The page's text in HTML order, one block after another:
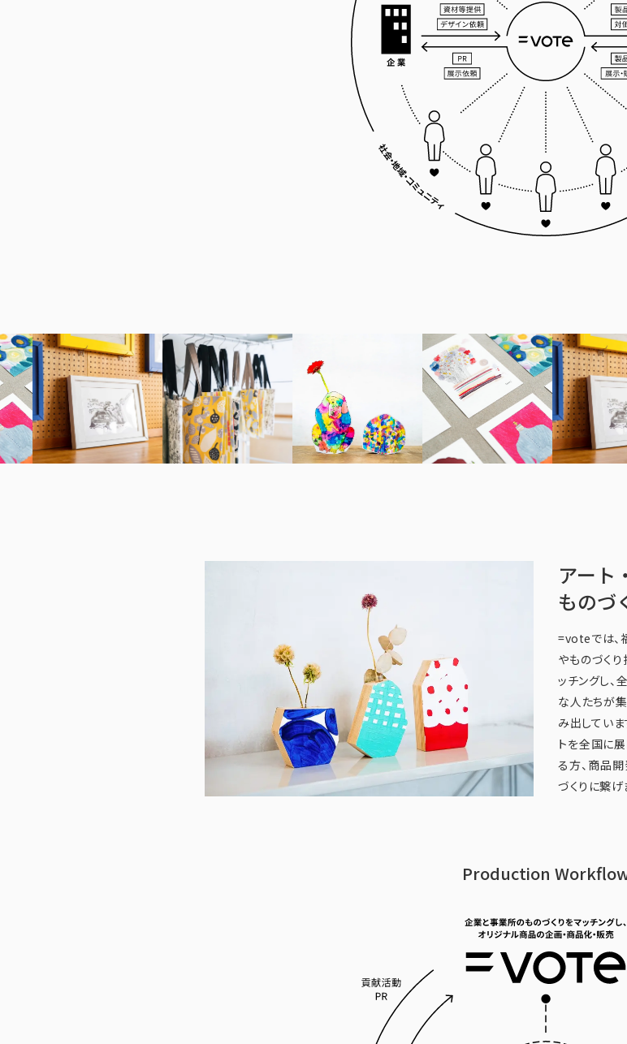
アート
ものづ
=voteでは、
やものづく
ッチングし、
な人たちが集
み出してい
トを全国に
る方、商品
づくりに繋げ
Production